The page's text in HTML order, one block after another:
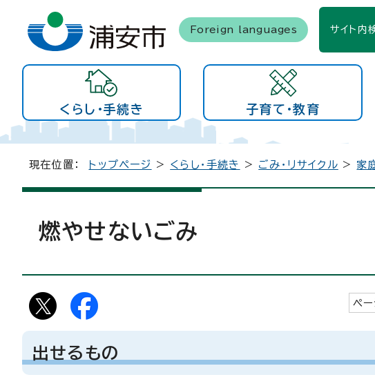
Foreign languages サイト内
くらし・手続き 子育て・教育
現在位置： トップページ > くらし・手続き > ごみ・リサイクル > 家
燃やせないごみ
ペ
出せるもの